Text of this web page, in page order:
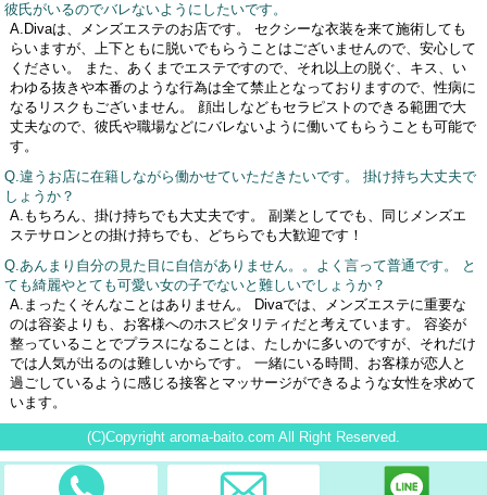
彼氏がいるのでバレないようにしたいです。
A.Divaは、メンズエステのお店です。 セクシーな衣装を来て施術しても
らいますが、上下ともに脱いでもらうことはございませんので、安心して
ください。 また、あくまでエステですので、それ以上の脱ぐ、キス、い
わゆる抜きや本番のような行為は全て禁止となっておりますので、性病に
なるリスクもございません。 顔出しなどもセラピストのできる範囲で大
丈夫なので、彼氏や職場などにバレないように働いてもらうことも可能で
す。
Q.違うお店に在籍しながら働かせていただきたいです。 掛け持ち大丈夫で
しょうか？
A.もちろん、掛け持ちでも大丈夫です。 副業としてでも、同じメンズエ
ステサロンとの掛け持ちでも、どちらでも大歓迎です！
Q.あんまり自分の見た目に自信がありません。。よく言って普通です。 と
ても綺麗やとても可愛い女の子でないと難しいでしょうか？
A.まったくそんなことはありません。 Divaでは、メンズエステに重要な
のは容姿よりも、お客様へのホスピタリティだと考えています。 容姿が
整っていることでプラスになることは、たしかに多いのですが、それだけ
では人気が出るのは難しいからです。 一緒にいる時間、お客様が恋人と
過ごしているように感じる接客とマッサージができるような女性を求めて
います。
(C)Copyright aroma-baito.com All Right Reserved.